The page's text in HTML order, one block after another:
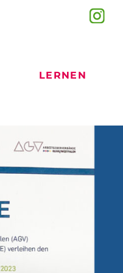
LERNEN